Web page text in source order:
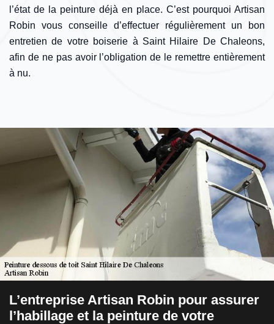
l’état de la peinture déjà en place. C’est pourquoi Artisan
Robin vous conseille d’effectuer régulièrement un bon
entretien de votre boiserie à Saint Hilaire De Chaleons,
afin de ne pas avoir l’obligation de le remettre entièrement
à nu.
L’entreprise Artisan Robin pour assurer
l’habillage et la peinture de votre